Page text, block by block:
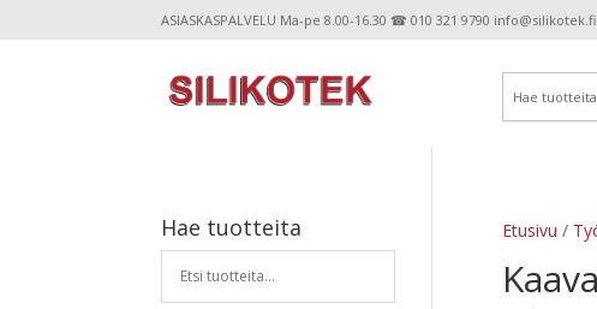
ASIASKASPALVELU Ma-pe 8.00-16.30 ☎ 010 321 9790 info@silikotek.fi
Etusivu /
Hae tuotteita